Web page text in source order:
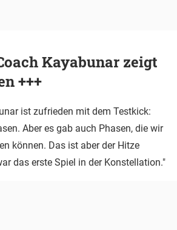
Kayabunar zeigt
+++
ist zufrieden mit dem Testkick:
Aber es gab auch Phasen, die wir
können. Das ist aber der Hitze
das erste Spiel in der Konstellation."